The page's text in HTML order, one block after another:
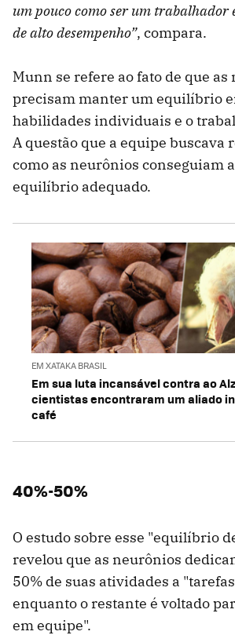
um pouco como ser um trabalhador
de alto desempenho”, compara.
Munn se refere ao fato de que
precisam manter um equilíbrio
habilidades individuais e o
A questão que a equipe buscava
como as neurônios conseguiam
equilíbrio adequado.
EM XATAKA BRASIL
Em sua luta incansável contra ao
cientistas encontraram um aliado
café
40%-50%
O estudo sobre esse "equilíbrio
revelou que as neurônios
50% de suas atividades a
enquanto o restante é voltado
em equipe".